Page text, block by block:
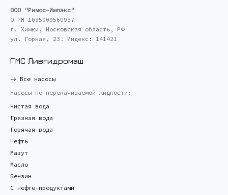
ООО "Римос-Импэкс"
ОГРН 1035009560937
г. Химки, Московская область, РФ
ул. Горная, 23. Индекс: 141421
ГМС Ливгидромаш
Все насосы
Насосы по перекачиваемой жидкости:
Чистая вода
Грязная вода
Горячая вода
Нефть
Мазут
Масло
Бензин
С нефте-продуктами